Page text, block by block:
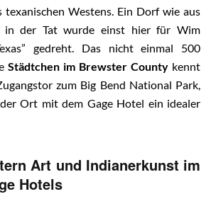
texanischen Westens. Ein Dorf wie aus
in der Tat wurde einst hier für Wim
gedreht. Das nicht einmal 500
Städtchen im Brewster County kennt
zum Big Bend National Park,
Ort mit dem Gage Hotel ein idealer
Art und Indianerkunst im
Hotels